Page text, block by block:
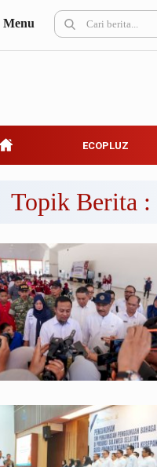
Belanja
Kuliner
Pemilu
Partai Politik
Pilpres
Internasional
Citizen
Pemerintahan
Menu
ECOPLUZ
Topik Berita :